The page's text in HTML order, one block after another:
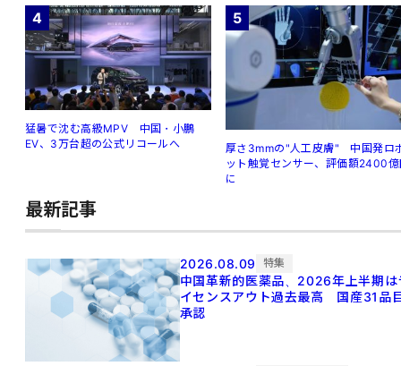
4
猛暑で沈む高級MPV 中国・小鵬
EV、3万台超の公式リコールへ
5
厚さ3mmの"人工皮膚" 中国発ロ
ット触覚センサー、評価額2400
に
最新記事
2026.08.09 特集
中国革新的医薬品、2026年上半期は
イセンスアウト過去最高 国産31品
承認